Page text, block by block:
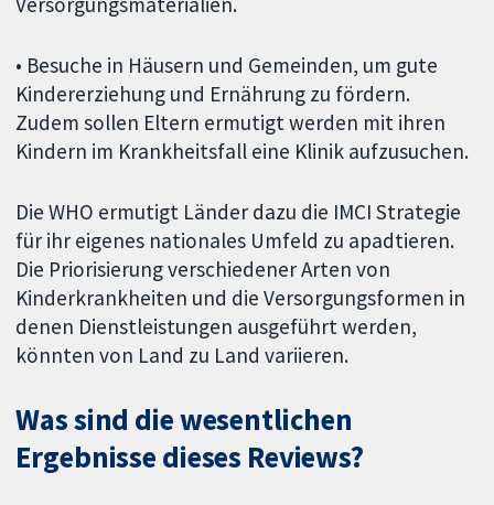
• Besuche in Häusern und Gemeinden, um gute
Kindererziehung und Ernährung zu fördern.
Zudem sollen Eltern ermutigt werden mit ihren
Kindern im Krankheitsfall eine Klinik aufzusuchen.
Die WHO ermutigt Länder dazu die IMCI Strategie
für ihr eigenes nationales Umfeld zu apadtieren.
Die Priorisierung verschiedener Arten von
Kinderkrankheiten und die Versorgungsformen in
denen Dienstleistungen ausgeführt werden,
könnten von Land zu Land variieren.
Was sind die wesentlichen
Ergebnisse dieses Reviews?